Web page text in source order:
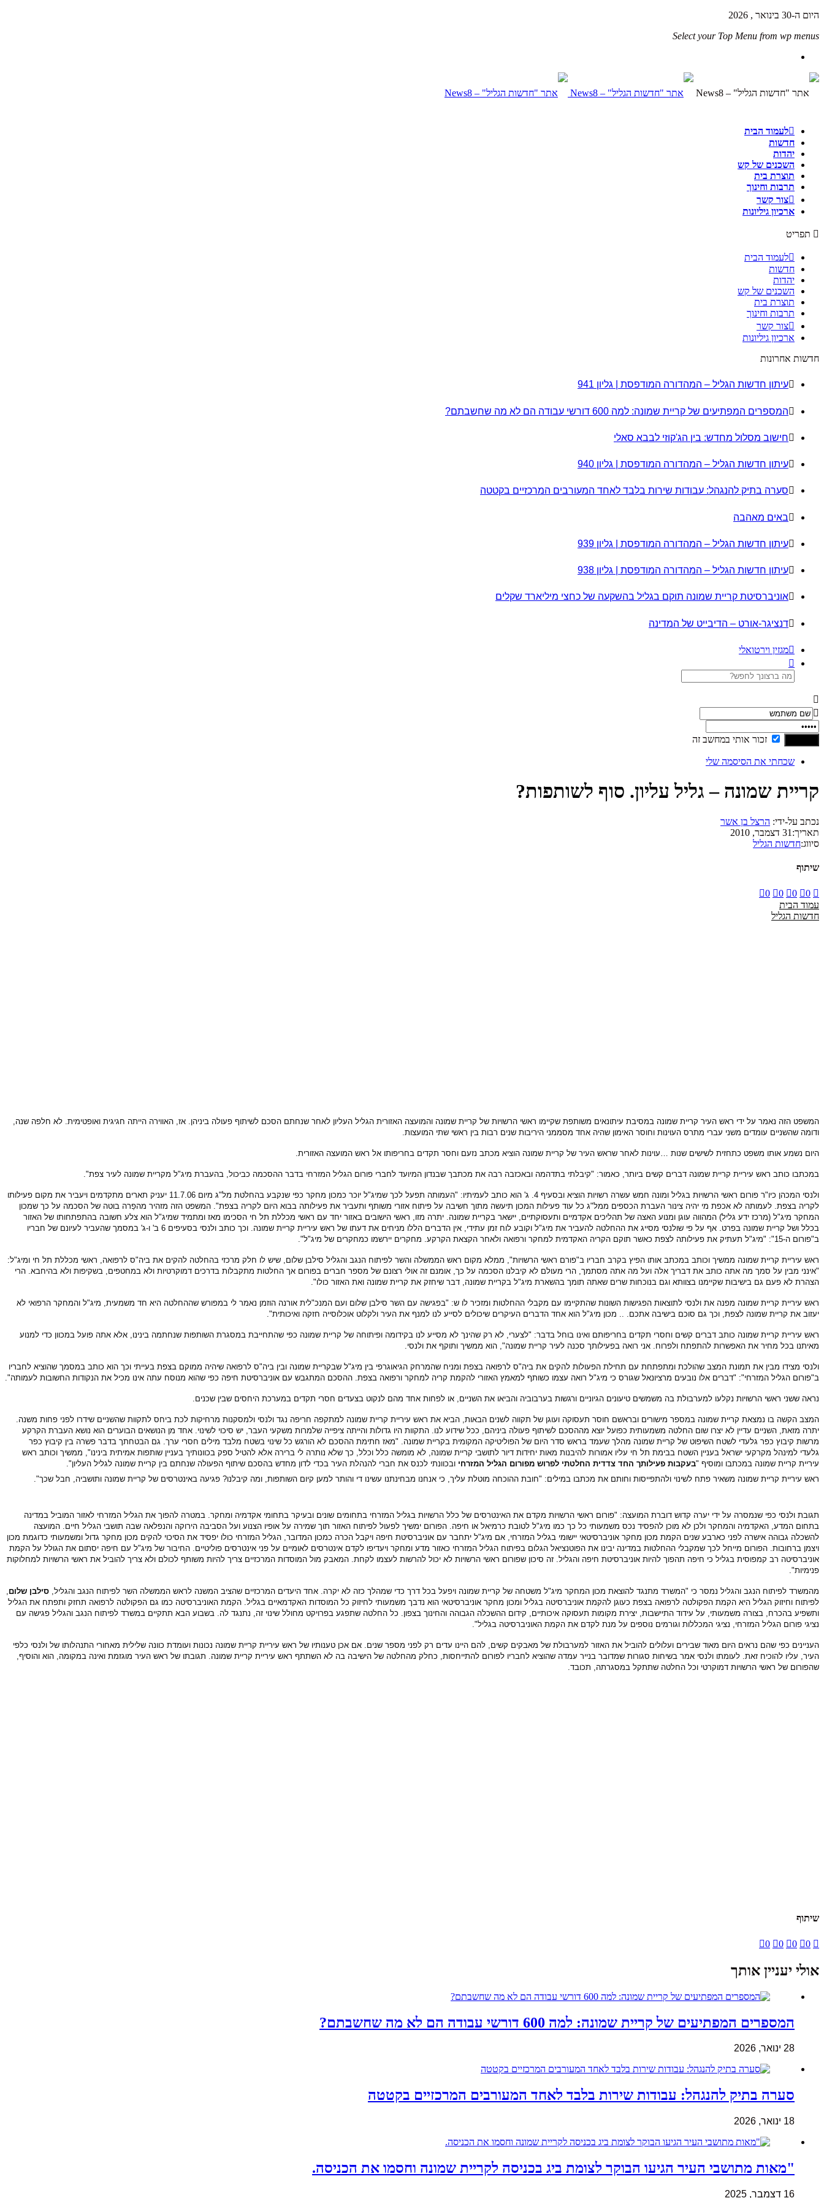
היום ה-30 בינואר , 2026
Select your Top Menu from wp menus
לעמוד הבית
חדשות
יהדות
השכנים של קש
תוצרת בית
תרבות וחינוך
צור קשר
ארכיון גיליונות
תפריט
לעמוד הבית
חדשות
יהדות
השכנים של קש
תוצרת בית
תרבות וחינוך
צור קשר
ארכיון גיליונות
חדשות אחרונות
עיתון חדשות הגליל – המהדורה המודפסת | גליון 941
המספרים המפתיעים של קריית שמונה: למה 600 דורשי עבודה הם לא מה שחשבתם?
חישוב מסלול מחדש: בין הג'קוזי לבבא סאלי
עיתון חדשות הגליל – המהדורה המודפסת | גליון 940
סערה בתיק להנגהל: עבודות שירות בלבד לאחד המעורבים המרכזיים בקטטה
באים מאהבה
עיתון חדשות הגליל – המהדורה המודפסת | גליון 939
עיתון חדשות הגליל – המהדורה המודפסת | גליון 938
אוניברסיטת קריית שמונה תוקם בגליל בהשקעה של כחצי מיליארד שקלים
דנציגר-אורט – הדיבייט של המדינה
מגזין וירטואלי
זכור אותי במחשב זה
שכחתי את הסיסמה שלי
קריית שמונה – גליל עליון. סוף לשותפות?
נכתב על-ידי: הרצל בן אשר
תאריך: 31 דצמבר, 2010
סיווג:חדשות הגליל
שיתוף
0 0 0
0
עמוד הבית
חדשות הגליל
המשפט הזה נאמר על ידי ראש העיר קריית שמונה במסיבת עיתונאים משותפת שקיימו ראשי הרשויות של קריית שמונה והמועצה האזורית הגליל העליון לאחר שנחתם הסכם לשיתוף פעולה ביניהן. אז, האווירה הייתה חגיגית ואופטימית. לא חלפה שנה,
ודומה שהשניים עומדים משני עברי מתרס העוינות וחוסר האימון שהיה אחד מסממני היריבות שנים רבות בין ראשי שתי המועצות.
היום נשמע אותו משפט כתחזית לשישים שנות …עוינות לאחר שראש העיר של קריית שמונה הוציא מכתב נזעם וחסר תקדים בחריפותו אל ראש המועצה האזורית.
במכתבו כותב ראש עיריית קריית שמונה דברים קשים ביותר, כאמור: "קיבלתי בתדהמה ובאכזבה רבה את מכתבך שבנדון המיועד לחברי פורום הגליל המזרחי בדבר ההסכמה כביכול, בהעברת מיג"ל מקריית שמונה לעיר צפת".
ולנסי המכהן כיו"ר פורום ראשי הרשויות בגליל ומונה חמש עשרה רשויות הוציא ובסעיף 4. ג' הוא כותב לעמיתיו: "העמותה תפעל לכך שמיג"ל יוכר כמכון מחקר כפי שנקבע בהחלטת מל"ג מיום 11.7.06 יעניק תארים מתקדמים ויעביר את מקום פעילותו
לקריה בצפת. לעמותה לא אכפת מי יהיה צינור העברת הכספים ממל"ג כל עוד פעילות המכון תיעשה מתוך חשיבה על פיתוח אזורי משותף ותעביר את פעילותה בבוא היום לקריה בצפת". המשפט הזה מזהיר מהפַרה בוטה של הסכמה על כך שמכון
המחקר מיג"ל (מרכז ידע גליל) המהווה עוגן ומנוע האצה של תהליכים אקדמיים ותעסוקתיים, יישאר בקריית שמונה. יתרה מזו, ראשי הישובים באזור יחד עם ראשי מכללת תל חי הסכימו מאז ומתמיד שמיג"ל הוא צלע חשובה בהתפתחותו של האזור
בכלל ושל קריית שמונה בפרט. אף על פי שולנסי מסייג את ההחלטה להעביר את מיג"ל וקובע לוח זמן עתידי, אין הדברים הללו מניחים את דעתו של ראש עיריית קריית שמונה. וכך כותב ולנסי בסעיפים 6 ב' ו-ג' במסמך שהעביר לעיונם של חבריו
ב"פורום ה-15": "מיג"ל תעתיק את פעילותה לצפת כאשר תוקם הקריה האקדמית למחקר ורפואה ולאחר הקצאת הקרקע. מחקרים יירשמו כמחקרים של מיג"ל".
ראש עיריית קריית שמונה ממשיך וכותב במכתב אותו הפיץ בקרב חבריו ב"פורם ראשי הרשויות", ממלא מקום ראש הממשלה והשר לפיתוח הנגב והגליל סילבן שלום, שיש לו חלק מרכזי בהחלטה להקים את ביה"ס לרפואה, ראשי מכללת תל חי ומיג"ל:
"אינני מבין על סמך מה אתה כותב את דבריך אלה ועל מה אתה מסתמך, הרי מעולם לא קיבלנו הסכמה על כך, אומנם זה אולי רצונם של מספר חברים בפורום אך החלטות מתקבלות בדרכים דמוקרטיות ולא במחטפים, בשקיפות ולא בהיחבא. הרי
הצהרת לא פעם גם בישיבות שקיימנו בצוותא וגם בנוכחות שרים שאתה תומך בהשארת מיג"ל בקריית שמונה, דבר שיחזק את קריית שמונה ואת האזור כולו".
ראש עיריית קריית שמונה מפנה את ולנסי לתוצאות הפגישות השונות שהתקיימו עם מקבלי ההחלטות ומזכיר לו ש: "בפגישה עם השר סילבן שלום ועם המנכ"לית אורנה הוזמן נאמר לי במפורש שההחלטה היא חד משמעית, מיג"ל והמחקר הרפואי לא
יעזוב את קריית שמונה לצפת, וכך גם סוכם בישיבה אתכם. .. מכון מיג"ל הוא אחד הדברים העיקרים שיכולים לסייע לנו למנף את העיר ולקלוט אוכלוסייה חזקה ואיכותית".
ראש עיריית קריית שמונה כותב דברים קשים וחסרי תקדים בחריפותם ואינו בוחל בדבר: "לצערי, לא רק שהינך לא מסייע לנו בקידומה ופיתוחה של קריית שמונה כפי שהתחייבת במסגרת השותפות שנחתמה בינינו, אלא אתה פועל במכוון כדי למנוע
מאיתנו בכל מחיר את האפשרות להתפתח ולפרוח. אני רואה בפעילותך סכנה לעיר קריית שמונה", הוא ממשיך ותוקף את ולנסי.
ולנסי מצידו מבין את תמונת המצב שהולכת ומתפתחת עם תחילת הפעולות להקים את ביה"ס לרפואה בצפת ומניח שהמרחק הגיאוגרפי בין מיג"ל שבקריית שמונה ובין ביה"ס לרפואה שיהיה ממוקם בצפת בעייתי וכך הוא כותב במסמך שהוציא לחבריו
ב"פורום הגליל המזרחי": "דברים אלו נובעים מרציונאל שגורס כי מיג"ל רואה עצמו כשותף למאמץ האזורי להקמת קריה למחקר ורפואה בצפת. ההסכם המתגבש עם אוניברסיטת חיפה כפי שהוא מנוסח עתה אינו מכיל את הנקודות החשובות לעמותה".
נראה ששני ראשי הרשויות נקלעו למערבולת בה משמשים טיעונים הגיוניים ורגשות בערבוביה והביאו את השניים, או לפחות אחד מהם לנקוט בצעדים חסרי תקדים במערכת היחסים שבין שכנים.
המצב הקשה בו נמצאת קריית שמונה במספר מישורים ובראשם חוסר תעסוקה ועוגן של תקווה לשנים הבאות, הביא את ראש עיריית קריית שמונה למתקפה חריפה נגד ולנסי ולמסקנות מרחיקות לכת ביחס לתקוות שהשניים שידרו לפני פחות משנה.
יתרה מזאת, השניים עדיין לא יצרו שום החלטה משמעותית כפועל יוצא מההסכם לשיתוף פעולה ביניהם, ככל שידוע לנו. התקוות היו גדולות והייתה ציפייה שלמרות משקעי העבר, יש סיכוי לשינוי. אחד מן הנושאים הבוערים הוא נושא העברת הקרקע
מרשות קיבוץ כפר גלעדי לשטח השיפוט של קריית שמונה מהלך שעמד בראש סדר היום של הפוליטיקה המקומית בקריית שמונה. "מאז חתימת ההסכם לא הורגש כל שינוי בשטח מלבד מילים חסרי ערך. גם הבטחתך בדבר פשרה בין קיבוץ כפר
גלעדי למינהל מקרקעי ישראל בעניין השטח בבימת תל חי עליו אמורות להיבנות מאות יחידות דיור לתושבי קריית שמונה, לא מומשה כלל וכלל, כך שלא נותרה לי ברירה אלא להטיל ספק בכוונותיך בעניין שותפות אמיתית בינינו", ממשיך וכותב ראש
עיריית קריית שמונה במכתבו ומוסיף "בעקבות פעילותך החד צדדית החלטתי לפרוש מפורום הגליל המזרחי ובכוונתי לכנס את חברי להנהלת העיר בכדי לדון מחדש בהסכם שיתוף הפעולה שנחתם בין קריית שמונה לגליל העליון".
ראש עיריית קריית שמונה משאיר פתח לשינוי ולהתפייסות וחותם את מכתבו במילים: "חובת ההוכחה מוטלת עליך, כי אנחנו מבחינתנו עשינו די והותר למען קיום השותפות, ומה קיבלנו? פגיעה באינטרסים של קריית שמונה ותושביה, חבל שכך".
תגובת ולנסי כפי שנמסרה על ידי יערה קדוש דוברת המועצה: "פורום ראשי הרשויות מקדם את האינטרסים של כלל הרשויות בגליל המזרחי בתחומים שונים ובעיקר בתחומי אקדמיה ומחקר. במטרה להפוך את הגליל המזרחי לאזור המוביל במדינה
בתחום המדע, האקדמיה והמחקר ולכן לא מוכן להפסיד נכס משמעותי כל כך כמו מיג"ל לטובת כרמיאל או חיפה. הפורום ימשיך לפעול לפיתוח האזור תוך שמירה על אופיו הצנוע ועל הסביבה הירוקה והנפלאה שבה תושבי הגליל חיים. המועצה
להשכלה גבוהה אישרה לפני כארבע שנים הקמת מכון מחקר אוניברסיטאי יישומי בגליל המזרחי, אם מיג"ל יתחבר עם אוניברסיטת חיפה ויקבל הכרה כמכון המדובר, הגליל המזרחי כולו יפסיד את הסיכוי להקים מכון מחקר גדול ומשמעותי כדוגמת מכון
ויצמן ברחובות. הפורום מייחל לכך שמקבלי ההחלטות במדינה יבינו את הפוטנציאל הגלום בפיתוח הגליל המזרחי כאזור מדע ומחקר ויעדיפו לקדם אינטרסים לאומיים על פני אינטרסים פוליטיים. החיבור של מיג"ל עם חיפה יסתום את הגולל על הקמת
אוניברסיטה רב קמפוסית בגליל כי חיפה תהפוך להיות אוניברסיטת חיפה והגליל. זה סיכון שפורום ראשי הרשויות לא יכול להרשות לעצמו לקחת. המאבק מול המוסדות המרכזיים צריך להיות משותף לכולם ולא צריך להוביל את ראשי הרשויות למחלוקות
פנימיות".
מהמשרד לפיתוח הנגב והגליל נמסר כי "המשרד מתנגד להוצאת מכון המחקר מיג"ל משטחה של קריית שמונה ויפעל בכל דרך כדי שמהלך כזה לא יקרה. אחד היעדים המרכזיים שהציב המשנה לראש הממשלה השר לפיתוח הנגב והגליל, סילבן שלום,
לפיתוח וחיזוק הגליל היא הקמת הפקולטה לרפואה בצפת כעוגן להקמת אוניברסיטה בגליל ומכון מחקר אוניברסיטאי הוא נדבך משמעותי לחיזוק כל המוסדות האקדמאיים בגליל. הקמת האוניברסיטה כמו גם הפקולטה לרפואה תחזק ותפתח את הגליל
ותשפיע בהכרח, בצורה משמעותי, על עידוד התיישבות, יצירת מקומות תעסוקה איכותיים, קידום ההשכלה הגבוהה והחינוך בצפון. כל החלטה שתפגע בפרויקט מחולל שינוי זה, נתנגד לה. בשבוע הבא תתקיים במשרד לפיתוח הנגב והגליל פגישה עם
נציגי פורום הגליל המזרחי, נציגי המכללות וגורמים נוספים על מנת לקדם את הקמת האוניברסיטה בגליל".
העניינים כפי שהם נראים היום מאוד שבירים ועלולים להוביל את האזור למערבולת של מאבקים קשים, להם היינו עדים רק לפני מספר שנים. אם אכן טענותיו של ראש עיריית קריית שמונה נכונות ועומדת כוונה שלילית מאחורי התנהלותו של ולנסי כלפי
העיר, עליו להוכיח זאת. לעומתו ולנסי אמר בשיחות סגורות שמדובר בנייר עמדה שהוציא לחבריו לפורום להתייחסות, כחלק מהחלטה של הישיבה בה לא השתתף ראש עיריית קריית שמונה. תגובתו של ראש העיר מוגזמת ואינה במקומה, הוא והוסיף,
שהפורום של ראשי הרשויות דמוקרטי וכל החלטה שתתקל במסגרתה, תכובד.
שיתוף
0 0 0 0
אולי יעניין אותך
המספרים המפתיעים של קריית שמונה: למה 600 דורשי עבודה הם לא מה שחשבתם?
28 ינואר, 2026
סערה בתיק להנגהל: עבודות שירות בלבד לאחד המעורבים המרכזיים בקטטה
18 ינואר, 2026
"מאות מתושבי העיר הגיעו הבוקר לצומת ביג בכניסה לקריית שמונה וחסמו את הכניסה.
16 דצמבר, 2025